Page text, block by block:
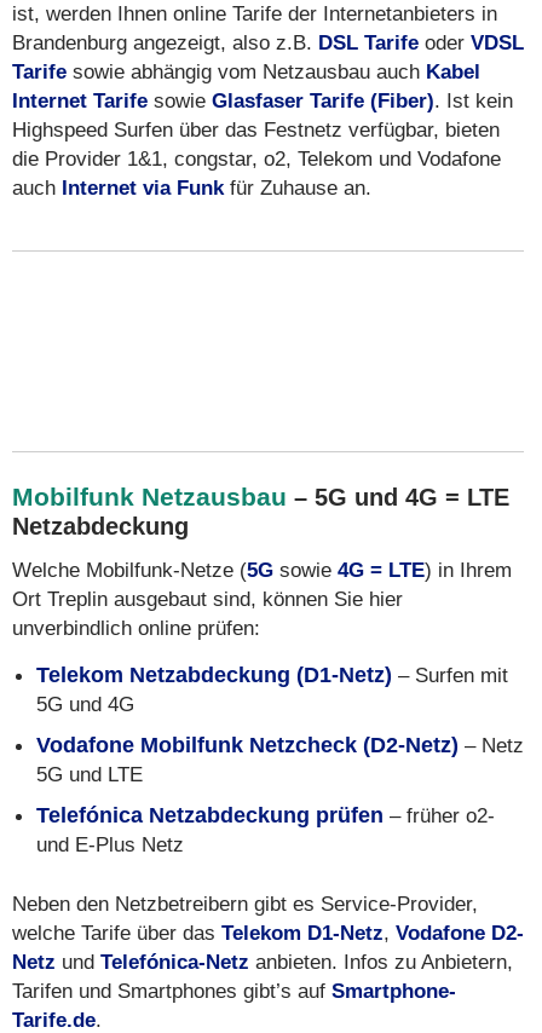
ist, werden Ihnen online Tarife der Internetanbieters in
Brandenburg angezeigt, also z.B. DSL Tarife oder VDSL
Tarife sowie abhängig vom Netzausbau auch Kabel
Internet Tarife sowie Glasfaser Tarife (Fiber). Ist kein
Highspeed Surfen über das Festnetz verfügbar, bieten
die Provider 1&1, congstar, o2, Telekom und Vodafone
auch Internet via Funkfür Zuhause an.
Mobilfunk Netzausbau – 5G und 4G = LTE
Netzabdeckung
Welche Mobilfunk-Netze (5G sowie 4G = LTE) in Ihrem
Ort Treplin ausgebaut sind, können Sie hier
unverbindlich online prüfen:
Telekom Netzabdeckung (D1-Netz) – Surfen mit
5G und 4G
Vodafone Mobilfunk Netzcheck (D2-Netz) – Netz
5G und LTE
Telefónica Netzabdeckung prüfen – früher o2-
und E-Plus Netz
Neben den Netzbetreibern gibt es Service-Provider,
welche Tarife über das Telekom D1-Netz, Vodafone D2-
Netz und Telefónica-Netz anbieten. Infos zu Anbietern,
Tarifen und Smartphones gibt’s auf Smartphone-
Tarife.de.